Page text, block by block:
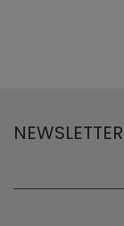
NEWSLETTER